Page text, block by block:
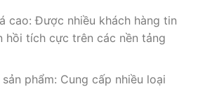
cao: Được nhiều khách hàng tin
hồi tích cực trên các nền tảng
phẩm: Cung cấp nhiều loại